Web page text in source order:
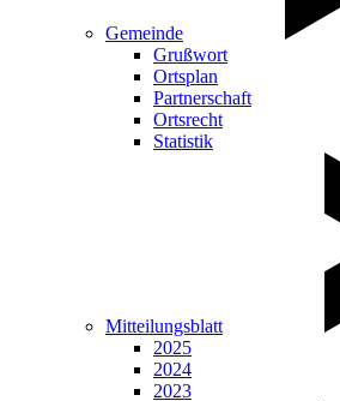
Gemeinde
Grußwort
Ortsplan
Partnerschaft
Ortsrecht
Statistik
Mitteilungsblatt
2025
2024
2023